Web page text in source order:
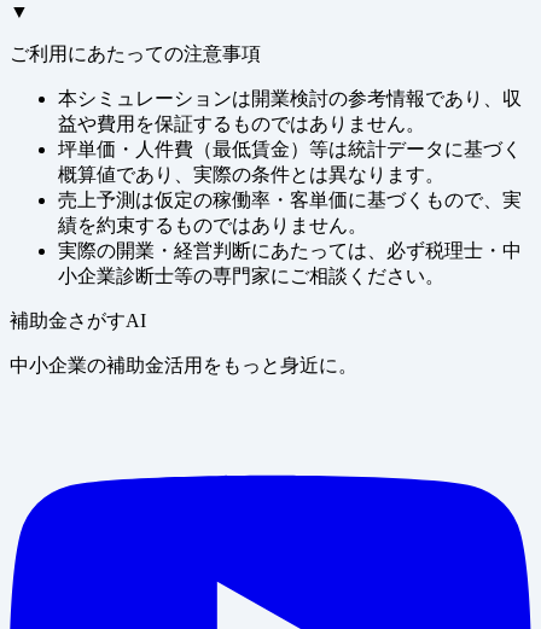
▼
ご利用にあたっての注意事項
本シミュレーションは開業検討の参考情報であり、収
益や費用を保証するものではありません。
坪単価・人件費（最低賃金）等は統計データに基づく
概算値であり、実際の条件とは異なります。
売上予測は仮定の稼働率・客単価に基づくもので、実
績を約束するものではありません。
実際の開業・経営判断にあたっては、必ず税理士・中
小企業診断士等の専門家にご相談ください。
補助金さがすAI
中小企業の補助金活用をもっと身近に。